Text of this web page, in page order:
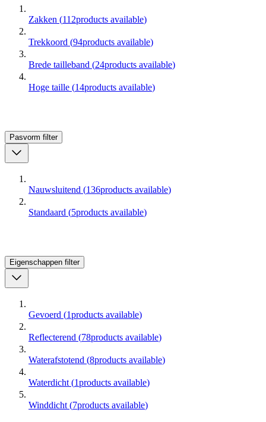
Zakken (112products available)
Trekkoord (94products available)
Brede tailleband (24products available)
Hoge taille (14products available)
Pasvorm filter
Nauwsluitend (136products available)
Standaard (5products available)
Eigenschappen filter
Gevoerd (1products available)
Reflecterend (78products available)
Waterafstotend (8products available)
Waterdicht (1products available)
Winddicht (7products available)